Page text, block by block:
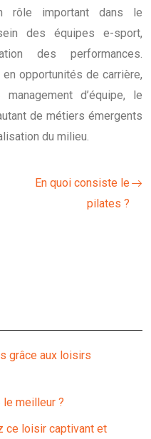
rôle important dans le
des équipes e-sport,
des performances.
opportunités de carrière,
d’équipe, le
de métiers émergents
du milieu.
En quoi consiste le
pilates ?
grâce aux loisirs
meilleur ?
ce loisir captivant et